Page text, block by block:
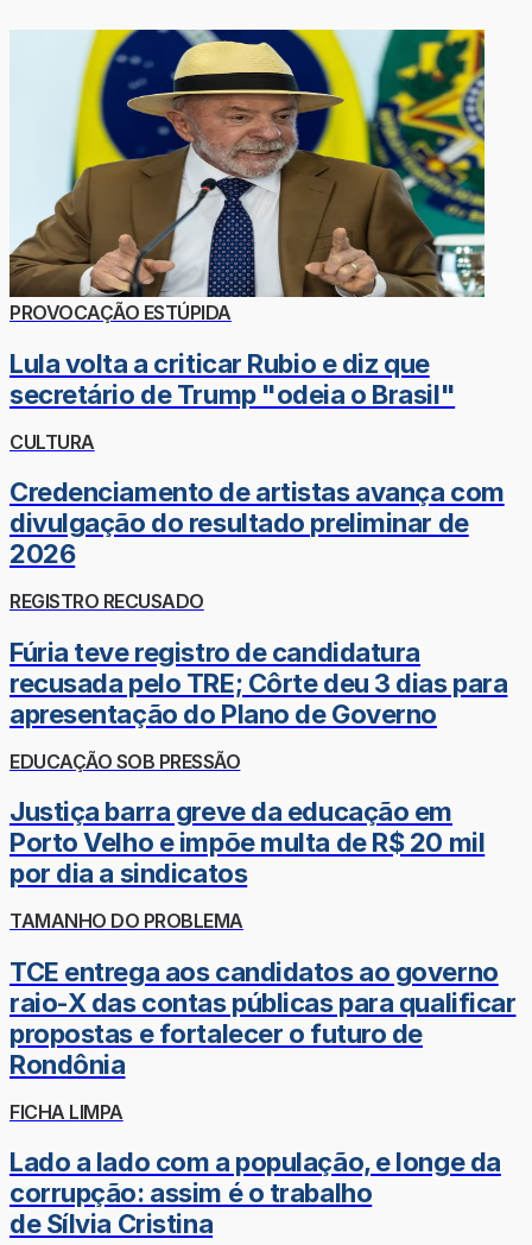
PROVOCAÇÃO ESTÚPIDA
Lula volta a criticar Rubio e diz que
secretário de Trump "odeia o Brasil"
CULTURA
Credenciamento de artistas avança com
divulgação do resultado preliminar de
2026
REGISTRO RECUSADO
Fúria teve registro de candidatura
recusada pelo TRE; Côrte deu 3 dias para
apresentação do Plano de Governo
EDUCAÇÃO SOB PRESSÃO
Justiça barra greve da educação em
Porto Velho e impõe multa de R$ 20 mil
por dia a sindicatos
TAMANHO DO PROBLEMA
TCE entrega aos candidatos ao governo
raio-X das contas públicas para qualificar
propostas e fortalecer o futuro de
Rondônia
FICHA LIMPA
Lado a lado com a população, e longe da
corrupção: assim é o trabalho
de Sílvia Cristina